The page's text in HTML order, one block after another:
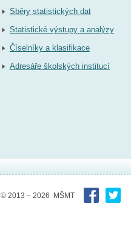
Sběry statistických dat
Statistické výstupy a analýzy
Číselníky a klasifikace
Adresáře školských institucí
© 2013 – 2026 MŠMT